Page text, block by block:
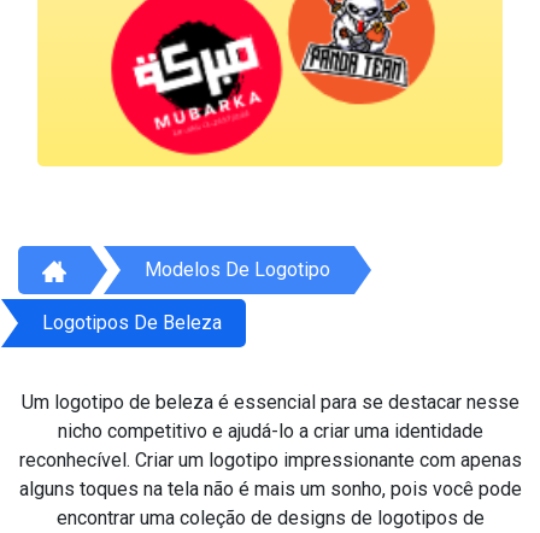
Modelos De Logotipo
Logotipos De Beleza
Um logotipo de beleza é essencial para se destacar nesse
nicho competitivo e ajudá-lo a criar uma identidade
reconhecível. Criar um logotipo impressionante com apenas
alguns toques na tela não é mais um sonho, pois você pode
encontrar uma coleção de designs de logotipos de